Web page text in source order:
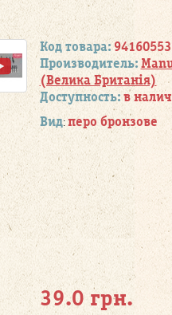
Код товара: 94160553
Производитель:
(Велика Британія)
Доступность: в
Вид: перо бронзове
39.0 грн.